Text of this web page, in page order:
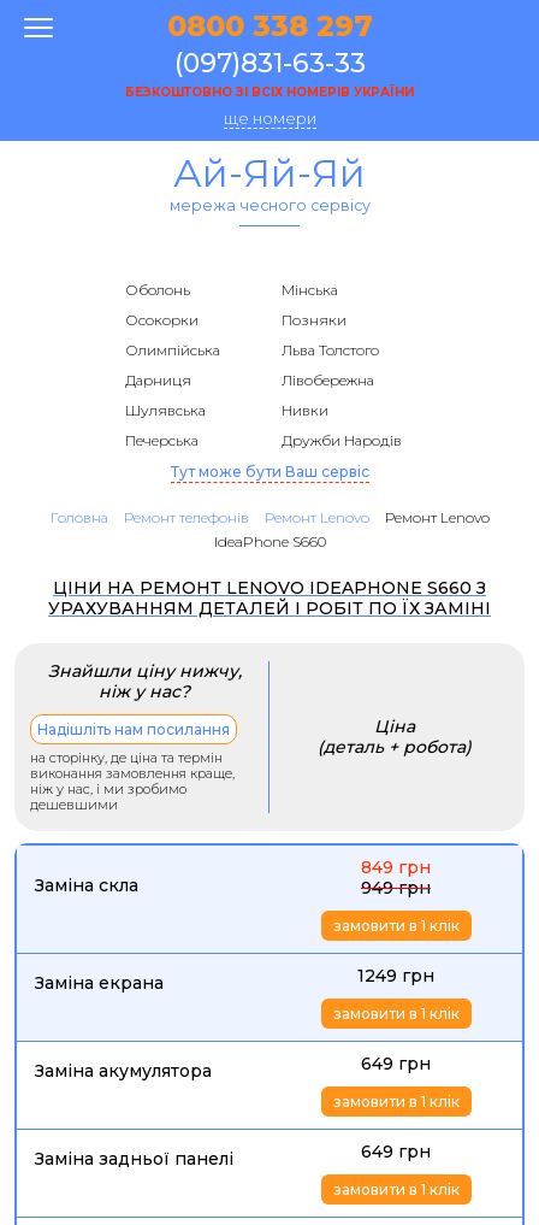
0800 338 297
(097)831-63-33
БЕЗКОШТОВНО ЗІ ВСІХ НОМЕРІВ УКРАЇНИ
ще номери
Ай-Яй-Яй
мережа чесного сервісу
Оболонь
Мінська
Осокорки
Позняки
Олимпійська
Льва Толстого
Дарниця
Лівобережна
Шулявська
Нивки
Печерська
Дружби Народів
Тут може бути Ваш сервіс
Головна Ремонт телефонів Ремонт Lenovo
Ремонт Lenovo
IdeaPhone S660
ЦІНИ НА РЕМОНТ LENOVO IDEAPHONE S660 З
УРАХУВАННЯМ ДЕТАЛЕЙ І РОБІТ ПО ЇХ ЗАМІНІ
Знайшли ціну нижчу,
ніж у нас?
Надішліть нам посилання
на сторінку, де ціна та термін
виконання замовлення краще,
ніж у нас, і ми зробимо
дешевшими
Ціна
(деталь + робота)
Заміна скла
849 грн
949 грн
замовити в 1 клік
Заміна екрана 1249 грн
замовити в 1 клік
Заміна акумулятора 649 грн
замовити в 1 клік
Заміна задньої панелі 649 грн
замовити в 1 клік